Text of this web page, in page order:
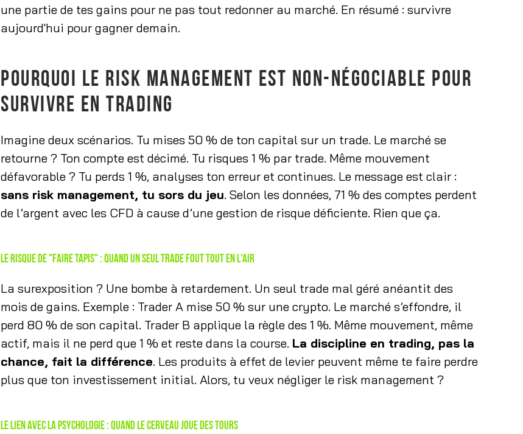
une partie de tes gains pour ne pas tout redonner au marché. En résumé : survivre
aujourd'hui pour gagner demain.
POURQUOI LE RISK MANAGEMENT EST NON-NÉGOCIABLE POUR
SURVIVRE EN TRADING
Imagine deux scénarios. Tu mises 50 % de ton capital sur un trade. Le marché se
retourne ? Ton compte est décimé. Tu risques 1 % par trade. Même mouvement
défavorable ? Tu perds 1 %, analyses ton erreur et continues. Le message est clair :
sans risk management, tu sors du jeu. Selon les données, 71 % des comptes perdent
de l’argent avec les CFD à cause d’une gestion de risque déficiente. Rien que ça.
Le risque de "faire tapis" : quand un seul trade fout tout en l'air
La surexposition ? Une bombe à retardement. Un seul trade mal géré anéantit des
mois de gains. Exemple : Trader A mise 50 % sur une crypto. Le marché s’effondre, il
perd 80 % de son capital. Trader B applique la règle des 1 %. Même mouvement, même
actif, mais il ne perd que 1 % et reste dans la course. La discipline en trading, pas la
chance, fait la différence. Les produits à effet de levier peuvent même te faire perdre
plus que ton investissement initial. Alors, tu veux négliger le risk management ?
Le lien avec la psychologie : quand le cerveau joue des tours